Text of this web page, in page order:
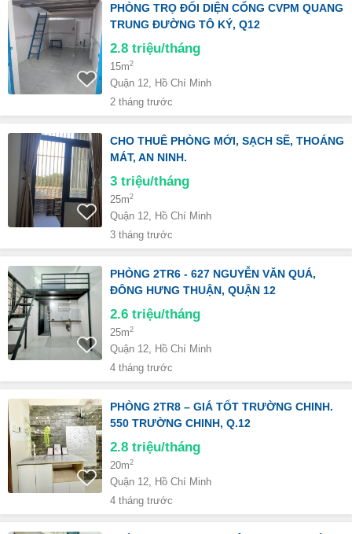
PHÒNG TRỌ ĐỐI DIỆN CỔNG CVPM QUANG
TRUNG ĐƯỜNG TÔ KÝ, Q12
2.8 triệu/tháng
15m2
Quận 12, Hồ Chí Minh
2 tháng trước
CHO THUÊ PHÒNG MỚI, SẠCH SẼ, THOÁNG
MÁT, AN NINH.
3 triệu/tháng
25m2
Quận 12, Hồ Chí Minh
3 tháng trước
PHÒNG 2TR6 - 627 NGUYỄN VĂN QUÁ,
ĐÔNG HƯNG THUẬN, QUẬN 12
2.6 triệu/tháng
25m2
Quận 12, Hồ Chí Minh
4 tháng trước
PHÒNG 2TR8 – GIÁ TỐT TRƯỜNG CHINH.
550 TRƯỜNG CHINH, Q.12
2.8 triệu/tháng
20m2
Quận 12, Hồ Chí Minh
4 tháng trước